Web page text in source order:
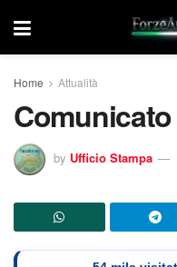
Home Attualità
by Ufficio Stampa